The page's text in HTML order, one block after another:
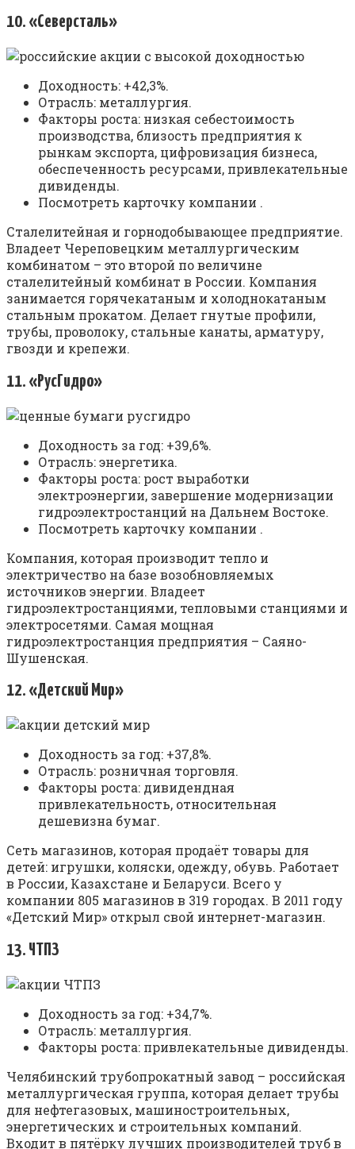
10. «Северсталь»
Доходность: +42,3%.
Отрасль: металлургия.
Факторы роста: низкая себестоимость
производства, близость предприятия к
рынкам экспорта, цифровизация бизнеса,
обеспеченность ресурсами, привлекательные
дивиденды.
Посмотреть карточку компании .
Сталелитейная и горнодобывающее предприятие.
Владеет Череповецким металлургическим
комбинатом – это второй по величине
сталелитейный комбинат в России. Компания
занимается горячекатаным и холоднокатаным
стальным прокатом. Делает гнутые профили,
трубы, проволоку, стальные канаты, арматуру,
гвозди и крепежи.
11. «РусГидро»
Доходность за год: +39,6%.
Отрасль: энергетика.
Факторы роста: рост выработки
электроэнергии, завершение модернизации
гидроэлектростанций на Дальнем Востоке.
Посмотреть карточку компании .
Компания, которая производит тепло и
электричество на базе возобновляемых
источников энергии. Владеет
гидроэлектростанциями, тепловыми станциями и
электросетями. Самая мощная
гидроэлектростанция предприятия – Саяно-
Шушенская.
12. «Детский Мир»
Доходность за год: +37,8%.
Отрасль: розничная торговля.
Факторы роста: дивидендная
привлекательность, относительная
дешевизна бумаг.
Сеть магазинов, которая продаёт товары для
детей: игрушки, коляски, одежду, обувь. Работает
в России, Казахстане и Беларуси. Всего у
компании 805 магазинов в 319 городах. В 2011 году
«Детский Мир» открыл свой интернет-магазин.
13. ЧТПЗ
Доходность за год: +34,7%.
Отрасль: металлургия.
Факторы роста: привлекательные дивиденды.
Челябинский трубопрокатный завод – российская
металлургическая группа, которая делает трубы
для нефтегазовых, машиностроительных,
энергетических и строительных компаний.
Входит в пятёрку лучших производителей труб в